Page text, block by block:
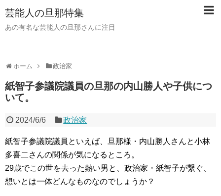
芸能人の旦那特集
あの有名な芸能人の旦那さんに注目
ホーム 政治家
紙智子参議院議員の旦那の内山勝人や子供につ
いて。
2024/6/6 政治家
紙智子参議院議員といえば、旦那様・内山勝人さんと小林
多喜二さんの関係が気になるところ。
29歳でこの世を去った熱い男と、政治家・紙智子が繋ぐ、
想いとは一体どんなものなのでしょうか？